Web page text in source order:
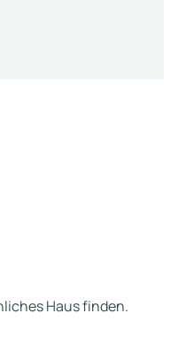
Haus finden.